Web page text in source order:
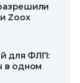
Zoox
для ФЛП:
в одном